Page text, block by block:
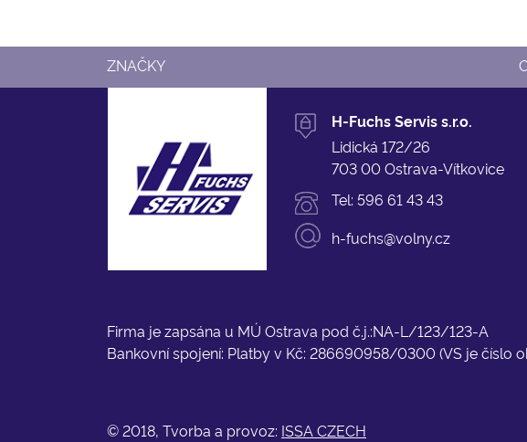
ZNAČKY
H-Fuchs Servis s.r.o.
Lidická 172/26
703 00 Ostrava-Vítkovice
Tel: 596 61 43 43
h-fuchs@volny.cz
Firma je zapsána u MÚ Ostrava pod č.j.:NA-L/123/123-A
Bankovní spojení: Platby v Kč: 286690958/0300 (VS je číslo
© 2018, Tvorba a provoz: ISSA CZECH